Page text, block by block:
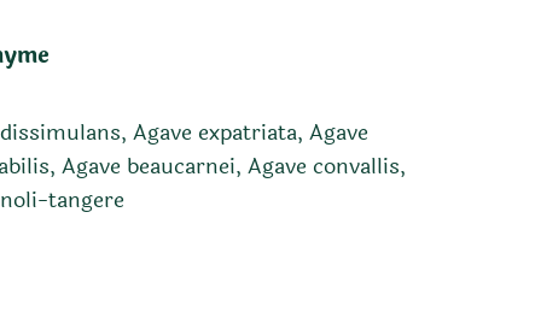
Agave expatriata, Agave
Agave beaucarnei, Agave convallis,
tangere